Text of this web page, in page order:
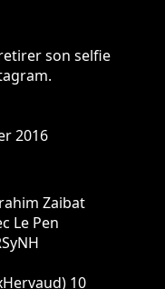
son selfie
2016
Zaibat
Le Pen
10